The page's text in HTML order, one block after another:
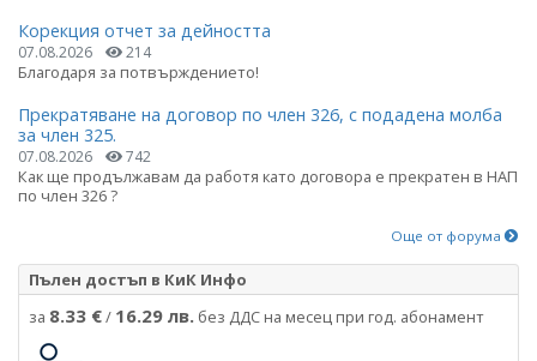
Корекция отчет за дейността
07.08.2026 214
Благодаря за потвърждението!
Прекратяване на договор по член 326, с подадена молба
за член 325.
07.08.2026 742
Как ще продължавам да работя като договора е прекратен в НАП
по член 326 ?
Още от форума
Пълен достъп в КиК Инфо
за 8.33 €/ 16.29 лв. без ДДС на месец при год. абонамент